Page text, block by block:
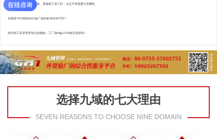
直赴柬埔寨，为验厂护航，柬埔寨工资工时，法定节假需要注意哪些...
东南亚与中国的BSCI验厂福利标准有何不同？
纺织加工跃居世界首位的越南：工厂做Higg FEM验证现状和...
选择九域的七大理由
SEVEN REASONS TO CHOOSE NINE DOMAIN